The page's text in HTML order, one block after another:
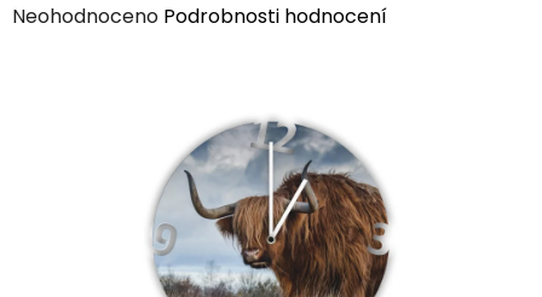
Průměrné
Neohodnoceno Podrobnosti hodnocení